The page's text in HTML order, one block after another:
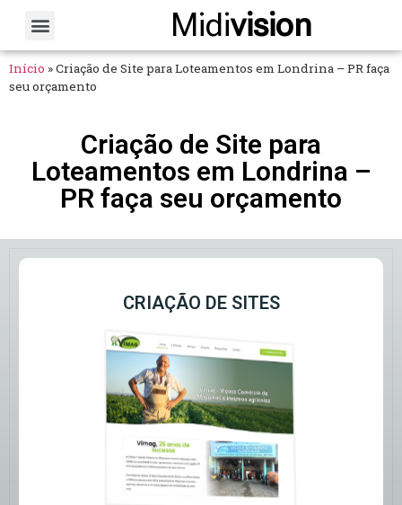
Midivision
Início »Criação de Site para Loteamentos em Londrina – PR faça
seu orçamento
Criação de Site para
Loteamentos em Londrina –
PR faça seu orçamento
CRIAÇÃO DE SITES